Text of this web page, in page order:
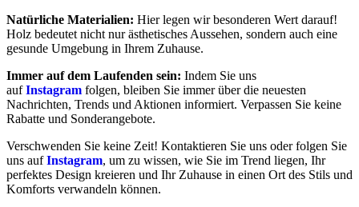
Natürliche Materialien: Hier legen wir besonderen Wert darauf!
Holz bedeutet nicht nur ästhetisches Aussehen, sondern auch eine
gesunde Umgebung in Ihrem Zuhause.
Immer auf dem Laufenden sein: Indem Sie uns
aufInstagram folgen, bleiben Sie immer über die neuesten
Nachrichten, Trends und Aktionen informiert. Verpassen Sie keine
Rabatte und Sonderangebote.
Verschwenden Sie keine Zeit! Kontaktieren Sie uns oder folgen Sie
uns aufInstagram, um zu wissen, wie Sie im Trend liegen, Ihr
perfektes Design kreieren und Ihr Zuhause in einen Ort des Stils und
Komforts verwandeln können.